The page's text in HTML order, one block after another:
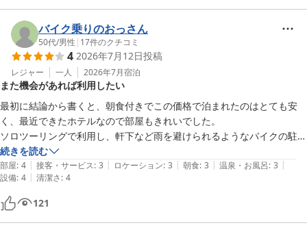
バイク乗りのおっさん
50代/男性 | 17件のクチコミ
4 2026年7月12日投稿
レジャー 一人 2026年7月宿泊
また機会があれば利用したい
最初に結論から書くと、朝食付きでこの価格で泊まれたのはとても安
く、最近できたホテルなので部屋もきれいでした。
ソロツーリングで利用し、軒下など雨を避けられるようなバイクの駐車
スペースは無く、青空天井の平面駐車場となります。
ライダーはヘルメットをはじめ荷物が多いので、部屋のテーブルが広い
のがありがたい。
ドアロックが暗証番号式で古いビジホにあるような部屋の主電源ONに
ルームキーが必要になるようなことも無く、数多めのコンセントには
USB給電ポートまであるのに時代を感じました。
続きを読む
部屋: 4 | 接客・サービス: 3 | ロケーション: 3 | 朝食: 3 | 温泉・お風呂: 3 |
設備: 4 | 清潔さ: 4
121